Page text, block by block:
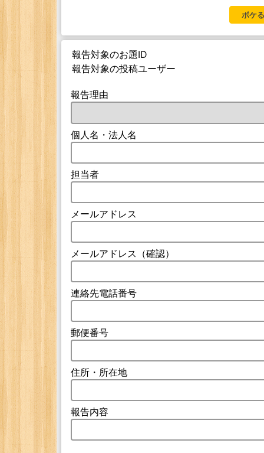
ボケ
報告対象のお題ID
報告対象の投稿ユーザー
報告理由
個人名・法人名
担当者
メールアドレス
メールアドレス（確認）
連絡先電話番号
郵便番号
住所・所在地
報告内容